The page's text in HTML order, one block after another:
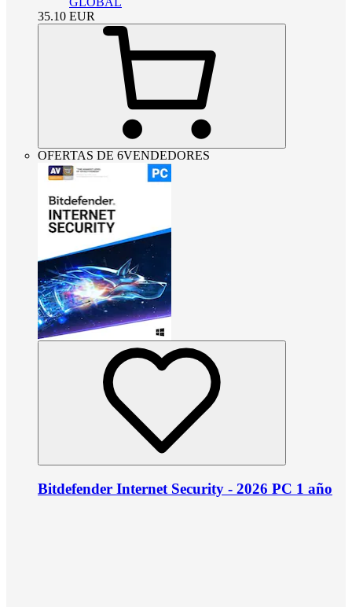
35.10 EUR
OFERTAS DE 6VENDEDORES
Bitdefender Internet Security - 2026 PC 1 año